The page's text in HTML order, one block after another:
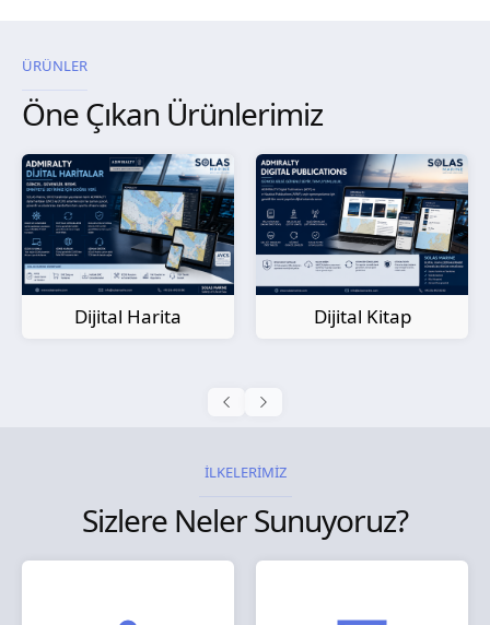
ÜRÜNLER
Öne Çıkan Ürünlerimiz
Dijital Kitap
Kağıt Harita
İLKELERİMİZ
Sizlere Neler Sunuyoruz?